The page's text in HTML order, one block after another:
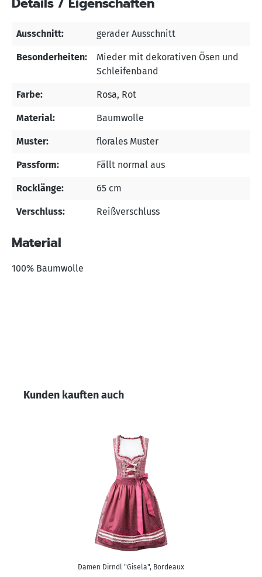
Ausschnitt: gerader Ausschnitt
Besonderheiten:
Mieder mit dekorativen Ösen und
Schleifenband
Farbe: Rosa, Rot
Material: Baumwolle
Muster: florales Muster
Passform: Fällt normal aus
Rocklänge: 65 cm
Verschluss: Reißverschluss
Material
100% Baumwolle
Produktgalerie überspringen
Kunden kauften auch
Damen Dirndl "Gisela", Bordeaux